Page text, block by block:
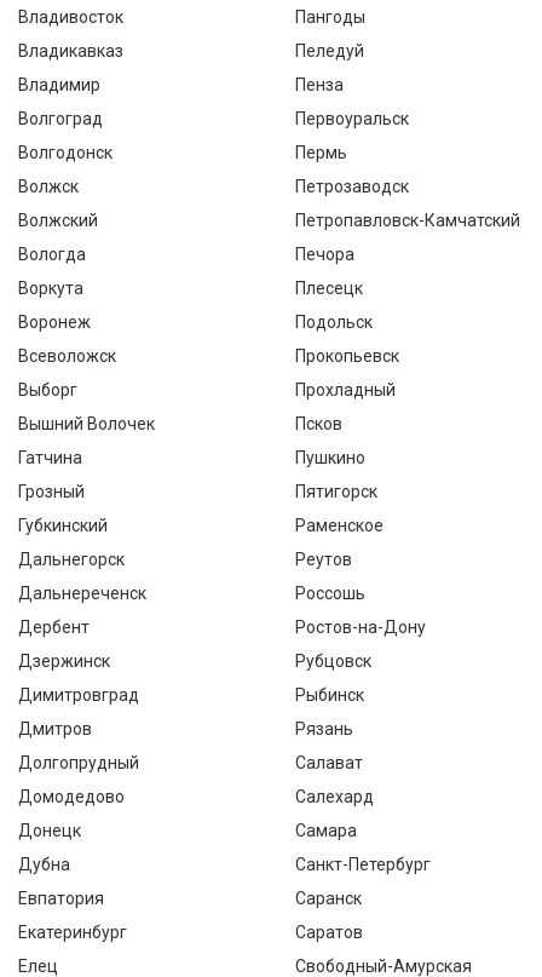
Владивосток
Владикавказ
Владимир
Волгоград
Волгодонск
Волжск
Волжский
Вологда
Воркута
Воронеж
Всеволожск
Выборг
Вышний Волочек
Гатчина
Грозный
Губкинский
Дальнегорск
Дальнереченск
Дербент
Дзержинск
Димитровград
Дмитров
Долгопрудный
Домодедово
Донецк
Дубна
Евпатория
Екатеринбург
Елец
Пангоды
Пеледуй
Пенза
Первоуральск
Пермь
Петрозаводск
Петропавловск-Камчатский
Печора
Плесецк
Подольск
Прокопьевск
Прохладный
Псков
Пушкино
Пятигорск
Раменское
Реутов
Россошь
Ростов-на-Дону
Рубцовск
Рыбинск
Рязань
Салават
Салехард
Самара
Санкт-Петербург
Саранск
Саратов
Свободный-Амурская